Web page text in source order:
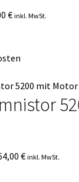
€ inkl. MwSt.
€ inkl. MwSt.